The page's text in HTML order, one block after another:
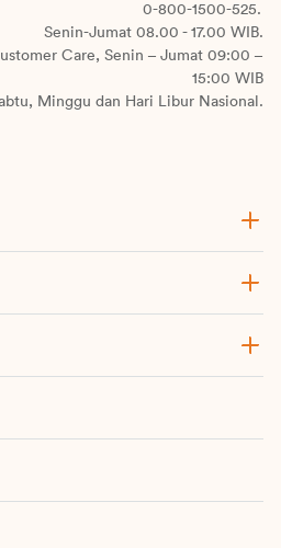
0-800-1500-525.
Senin-Jumat 08.00 - 17.00 WIB.
Care, Senin – Jumat 09:00 –
15:00 WIB
Minggu dan Hari Libur Nasional.